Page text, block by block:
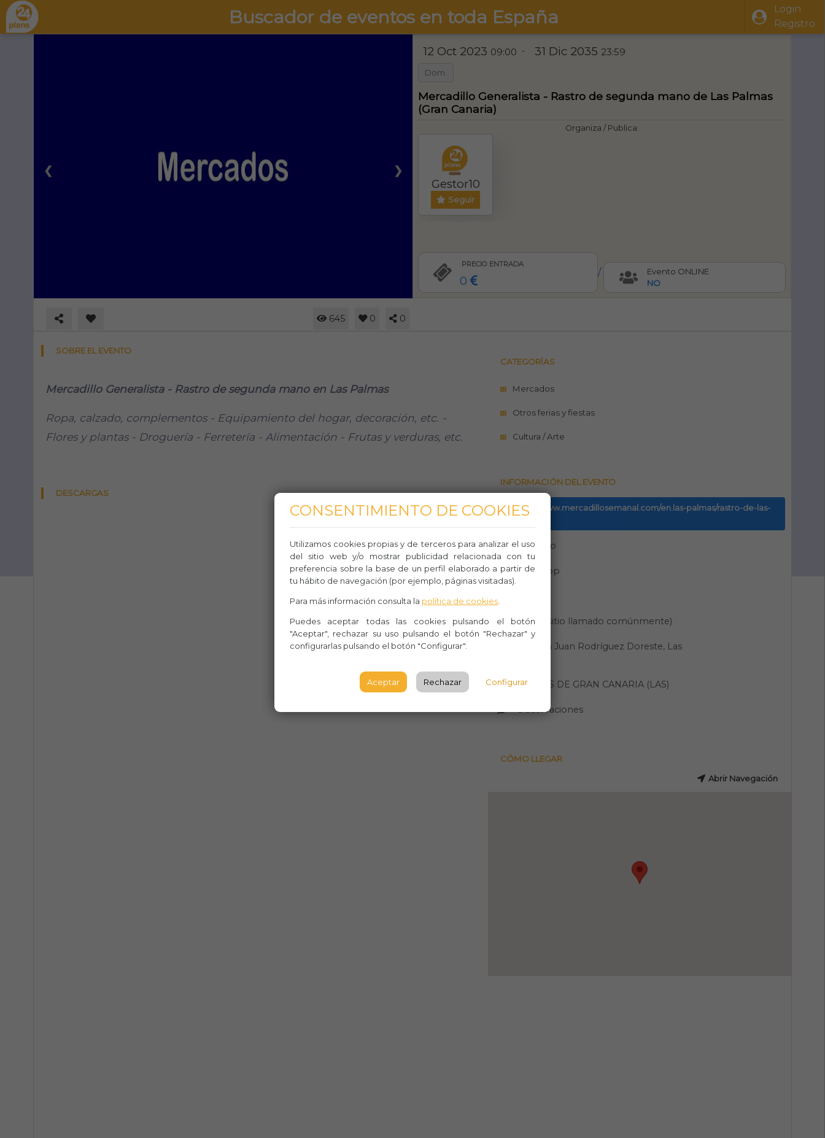
Buscador de eventos en toda España
Login
Registro
❮ ❯
12 Oct 2023 09:00 - 31 Dic 2035 23:59
Dom.
Mercadillo Generalista - Rastro de segunda mano de Las Palmas
(Gran Canaria)
Organiza / Publica:
Gestor10
Seguir
PRECIO ENTRADA
0
/
Evento ONLINE
NO
645 0 0
SOBRE EL EVENTO
Mercadillo Generalista - Rastro de segunda mano en Las Palmas
Ropa, calzado, complementos - Equipamiento del hogar, decoración, etc. -
Flores y plantas - Droguería - Ferretería - Alimentación - Frutas y verduras, etc.
DESCARGAS
CATEGORÍAS
Mercados
Otros ferias y fiestas
Cultura / Arte
INFORMACIÓN DEL EVENTO
https://www.mercadillosemanal.com/en.las-palmas/rastro-de-las-
Teléfono
Whasapp
Lugar (sitio llamado comúnmente)
Rambla Juan Rodríguez Doreste, Las
PALMAS DE GRAN CANARIA (LAS)
Observaciones
CÓMO LLEGAR
Abrir Navegación
CONSENTIMIENTO DE COOKIES
Utilizamos cookies propias y de terceros para analizar el uso
del sitio web y/o mostrar publicidad relacionada con tu
preferencia sobre la base de un perfil elaborado a partir de
tu hábito de navegación (por ejemplo, páginas visitadas).
Para más información consulta la política de cookies
Puedes aceptar todas las cookies pulsando el botón
"Aceptar", rechazar su uso pulsando el botón "Rechazar" y
configurarlas pulsando el botón "Configurar".
Aceptar Rechazar Configurar